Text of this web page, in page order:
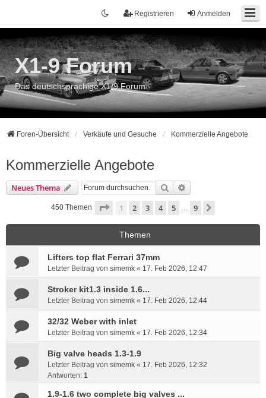
Anmelden
Registrieren
X1-9 Forum
Das deutschsprachige X1/9 Forum
Foren-Übersicht Verkäufe und Gesuche Kommerzielle Angebote
Kommerzielle Angebote
Neues Thema Suche
450 Themen Seite 1von
1 2 3 4 5 … 9
Themen
Lifters top flat Ferrari 37mm
Letzter Beitrag von simemk « 17. Feb 2026, 12:47
Stroker kit1.3 inside 1.6...
Letzter Beitrag von simemk « 17. Feb 2026, 12:44
32/32 Weber with inlet
Letzter Beitrag von simemk « 17. Feb 2026, 12:34
Big valve heads 1.3-1.9
Letzter Beitrag von simemk « 17. Feb 2026, 12:32
Antworten: 1
1.9-1.6 two complete big valves ...